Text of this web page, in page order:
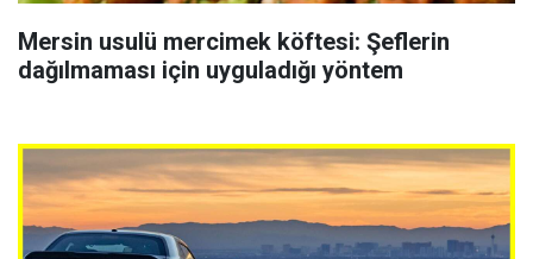
Mersin usulü mercimek köftesi: Şeflerin
dağılmaması için uyguladığı yöntem